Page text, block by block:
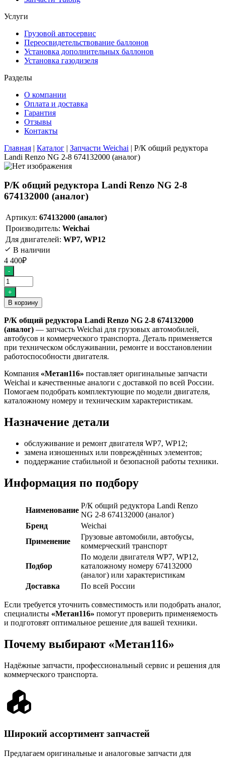
Услуги
Грузовой автосервис
Переосвидетельствование баллонов
Установка дополнительных баллонов
Установка газодизеля
Разделы
О компании
Оплата и доставка
Гарантия
Отзывы
Контакты
Главная | Каталог | Запчасти Weichai | Р/К общий редуктора
Landi Renzo NG 2-8 674132000 (аналог)
Р/К общий редуктора Landi Renzo NG 2-8
674132000 (аналог)
Артикул: 674132000 (аналог)
Производитель: Weichai
Для двигателей: WP7, WP12
В наличии
4 400₽
Количество
товара
Р/
К
общий
Landi
Renzo
NG
2-
8
674132000
(аналог)
-
+
В корзину
Р/К общий редуктора Landi Renzo NG 2-8 674132000
(аналог) — запчасть Weichai для грузовых автомобилей,
автобусов и коммерческого транспорта. Деталь применяется
при техническом обслуживании, ремонте и восстановлении
работоспособности двигателя.
Компания «Метан116» поставляет оригинальные запчасти
Weichai и качественные аналоги с доставкой по всей России.
Помогаем подобрать комплектующие по модели двигателя,
каталожному номеру и техническим характеристикам.
Назначение детали
обслуживание и ремонт двигателя WP7, WP12;
замена изношенных или повреждённых элементов;
поддержание стабильной и безопасной работы техники.
Информация по подбору
Наименование
Р/К общий редуктора Landi Renzo
NG 2-8 674132000 (аналог)
Бренд
Weichai
Применение
Грузовые автомобили, автобусы,
коммерческий транспорт
Подбор
По модели двигателя WP7, WP12,
каталожному номеру 674132000
(аналог) или характеристикам
Доставка
По всей России
Если требуется уточнить совместимость или подобрать аналог,
специалисты «Метан116» помогут проверить применяемость
и подготовят оптимальное решение для вашей техники.
Почему выбирают «Метан116»
Надёжные запчасти, профессиональный сервис и решения для
коммерческого транспорта.
Широкий ассортимент запчастей
Предлагаем оригинальные и аналоговые запчасти для